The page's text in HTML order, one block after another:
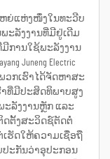
ຫຍ່ແຫ່ງໜຶ່ງໃນທະວີບ
ະລັງງານທີ່ມີຢູ່ເດີມ
ມີການໃຊ້ພະລັງງານ
Juneng Electric
. ພວກເຮົາໄດ້ຈັດຫາສະ
ຮົາທີ່ມີປະສິດທິພາບສູງ
ະລັງງານຫຼັກ ແລະ
ດຕັ້ງສະວິດຊ໌ຕັດຕໍ່
ແຕ່ເຮັດໃຫ້ຄວາມເຊື່ອຖື
ປະກັນວ່າອຸປະກອນ